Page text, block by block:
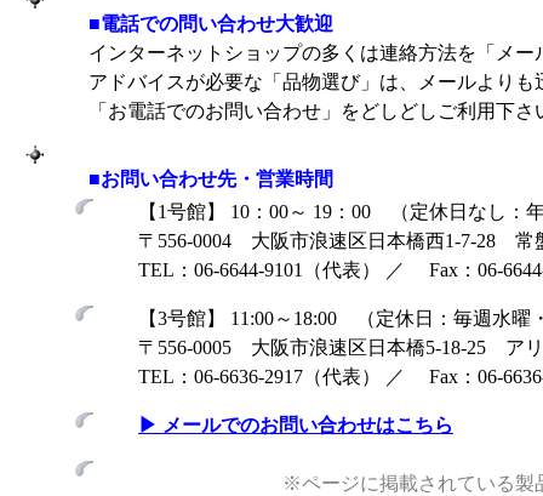
■電話での問い合わせ大歓迎
インターネットショップの多くは連絡方法を「メ
アドバイスが必要な「品物選び」は、メールより
「お電話でのお問い合わせ」をどしどしご利用下さ
■お問い合わせ先・営業時間
【1号館】 10：00～ 19：00 （定休日なし：
〒556-0004 大阪市浪速区日本橋西1-7-28 常
TEL：06-6644-9101（代表） ／ Fax：06-
【3号館】 11:00～18:00 （定休日：毎週水
〒556-0005 大阪市浪速区日本橋5-18-25 ア
TEL：06-6636-2917（代表） ／ Fax：06-
▶ メールでのお問い合わせはこちら
※ページに掲載されている製